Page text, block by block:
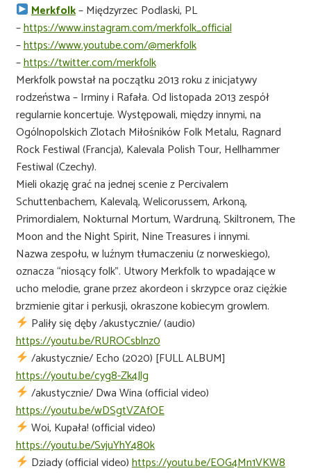
Merkfolk– Międzyrzec Podlaski, PL
–https://www.instagram.com/merkfolk_official
–https://www.youtube.com/@merkfolk
–https://twitter.com/merkfolk
Merkfolk powstał na początku 2013 roku z inicjatywy
rodzeństwa – Irminy i Rafała. Od listopada 2013 zespół
regularnie koncertuje. Występowali, między innymi, na
Ogólnopolskich Zlotach Miłośników Folk Metalu, Ragnard
Rock Festiwal (Francja), Kalevala Polish Tour, Hellhammer
Festiwal (Czechy).
Mieli okazję grać na jednej scenie z Percivalem
Schuttenbachem, Kalevalą, Welicorussem, Arkoną,
Primordialem, Nokturnal Mortum, Wardruną, Skiltronem, The
Moon and the Night Spirit, Nine Treasures i innymi.
Nazwa zespołu, w luźnym tłumaczeniu (z norweskiego),
oznacza “niosący folk”. Utwory Merkfolk to wpadające w
ucho melodie, grane przez akordeon i skrzypce oraz ciężkie
brzmienie gitar i perkusji, okraszone kobiecym growlem.
Paliły się dęby /akustycznie/ (audio)
https://youtu.be/RUROCsblnz0
/akustycznie/ Echo (2020) [FULL ALBUM]
https://youtu.be/cyg8-Zk4Jlg
/akustycznie/ Dwa Wina (official video)
https://youtu.be/wDSgtVZAfOE
Woi, Kupała! (official video)
https://youtu.be/SvjuYhY480k
Dziady (official video)https://youtu.be/EOG4Mn1VKW8